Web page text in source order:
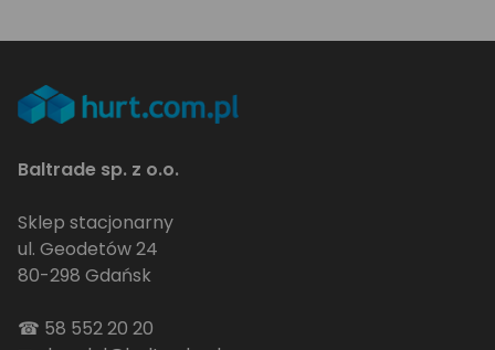
Baltrade sp. z o.o.
Sklep stacjonarny
ul. Geodetów 24
80-298 Gdańsk
☎ 58 552 20 20